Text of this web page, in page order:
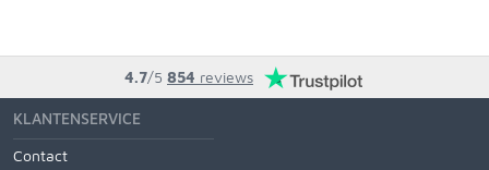
4.7/5 854 reviews
KLANTENSERVICE
Contact